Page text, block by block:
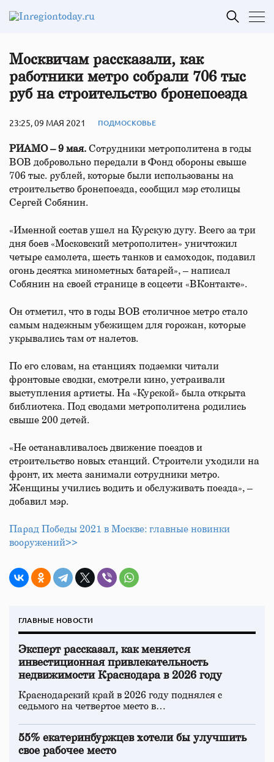
Москвичам рассказали, как
работники метро собрали 706 тыс
руб на строительство бронепоезда
23:25, 09 МАЯ 2021 ПОДМОСКОВЬЕ
РИАМО – 9 мая. Сотрудники метрополитена в годы
ВОВ добровольно передали в Фонд обороны свыше
706 тыс. рублей, которые были использованы на
строительство бронепоезда, сообщил мэр столицы
Сергей Собянин.
«Именной состав ушел на Курскую дугу. Всего за три
дня боев «Московский метрополитен» уничтожил
четыре самолета, шесть танков и самоходок, подавил
огонь десятка минометных батарей», – написал
Собянин на своей странице в соцсети «ВКонтакте».
Он отметил, что в годы ВОВ столичное метро стало
самым надежным убежищем для горожан, которые
укрывались там от налетов.
По его словам, на станциях подземки читали
фронтовые сводки, смотрели кино, устраивали
выступления артисты. На «Курской» была открыта
библиотека. Под сводами метрополитена родились
свыше 200 детей.
«Не останавливалось движение поездов и
строительство новых станций. Строители уходили на
фронт, их места занимали сотрудники метро.
Женщины учились водить и обслуживать поезда», –
добавил мэр.
Парад Победы 2021 в Москве: главные новинки
вооружений>>
ГЛАВНЫЕ НОВОСТИ
Эксперт рассказал, как меняется
инвестиционная привлекательность
недвижимости Краснодара в 2026 году
Краснодарский край в 2026 году поднялся с
седьмого на четвертое место в…
55% екатеринбуржцев хотели бы улучшить
свое рабочее место